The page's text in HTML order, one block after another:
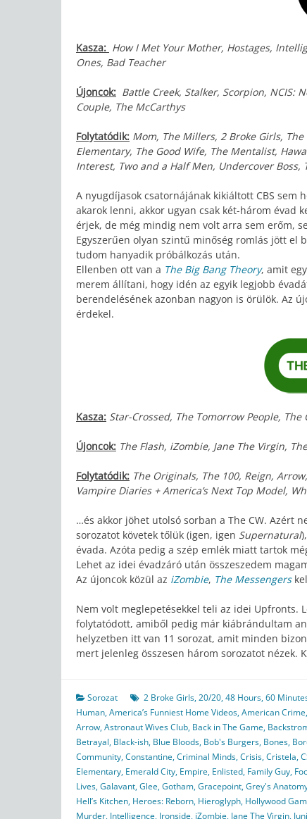
Kasza: How I Met Your Mother, Hostages,
Ones, Bad Teacher
Újoncok: Battle Creek, Stalker, Scorpion, NCIS:
Couple, The McCarthys
Folytatódik: Mom, The Millers, 2 Broke Girls,
Elementary, The Good Wife, The Mentalist,
Interest, Two and a Half Men, Undercover
A nyugdíjasok csatornájának kikiáltott CBS sem
akarok lenni, akkor ugyan csak két-három évad
érjek, de még mindig nem volt arra sem erőm,
Egyszerűen olyan szintű minőség romlás jött el
tudom hanyadik próbálkozás után.
Ellenben ott van a The Big Bang Theory, amit
merem állítani, hogy idén az egyik legjobb
berendelésének azonban nagyon is örülök. Az
érdekel.
Kasza: Star-Crossed, The Tomorrow People,
Újoncok: The Flash, iZombie, Jane The Virgin,
Folytatódik: The Originals, The 100, Reign,
Vampire Diaries + America’s Next Top Model,
…és akkor jöhet utolsó sorban a The CW. Azért
sorozatot követek tőlük (igen, igen Supernatural
évada. Azóta pedig a szép emlék miatt tartok
Lehet az idei évadzáró után összeszedem
Az újoncok közül az iZombie, The Messengers
Nem volt meglepetésekkel teli az idei Upfronts.
folytatódott, amiből pedig már kiábrándultam
helyzetben itt van 11 sorozat, amit minden
mert jelenleg összesen három sorozatot nézek.
Sorozat 2 Broke Girls,20/20,48 Hours,60
Human,America’s Funniest Home Videos,American Crime,
Arrow,Astronaut Wives Club, Back in The Game,
Betrayal, Black-ish, Blue Bloods, Bob's Burgers, Bones,
Community,Constantine,Criminal Minds,Crisis,Cristela,
Elementary, Emerald City, Empire, Enlisted, Family Guy,
Lives,Galavant,Glee,Gotham,Gracepoint,Grey's
Hell’s Kitchen, Heroes: Reborn, Hieroglyph, Hollywood
Murder, Intelligence, Ironside, iZombie, Jane The Virgin,